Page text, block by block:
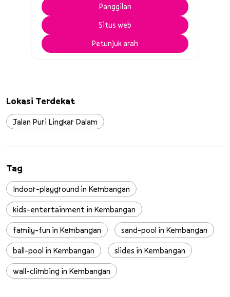
Panggilan
Situs web
Petunjuk arah
Lokasi Terdekat
Jalan Puri Lingkar Dalam
Tag
Indoor-playground in Kembangan
kids-entertainment in Kembangan
family-fun in Kembangan
sand-pool in Kembangan
ball-pool in Kembangan
slides in Kembangan
wall-climbing in Kembangan